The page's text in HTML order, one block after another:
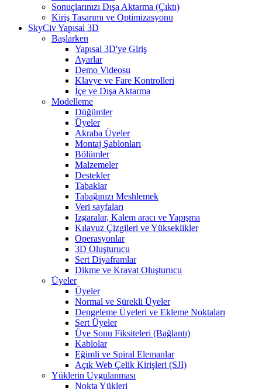
Sonuçlarınızı Dışa Aktarma (Çıktı)
Kiriş Tasarımı ve Optimizasyonu
SkyCiv Yapısal 3D
Başlarken
Yapısal 3D'ye Giriş
Ayarlar
Demo Videosu
Klavye ve Fare Kontrolleri
İçe ve Dışa Aktarma
Modelleme
Düğümler
Üyeler
Akraba Üyeler
Montaj Şablonları
Bölümler
Malzemeler
Destekler
Tabaklar
Tabağınızı Meshlemek
Veri sayfaları
Izgaralar, Kalem aracı ve Yapışma
Kılavuz Çizgileri ve Yükseklikler
Operasyonlar
3D Oluşturucu
Sert Diyaframlar
Dikme ve Kravat Oluşturucu
Üyeler
Üyeler
Normal ve Sürekli Üyeler
Dengeleme Üyeleri ve Ekleme Noktaları
Sert Üyeler
Üye Sonu Fiksiteleri (Bağlantı)
Kablolar
Eğimli ve Spiral Elemanlar
Açık Web Çelik Kirişleri (SJI)
Yüklerin Uygulanması
Nokta Yükleri